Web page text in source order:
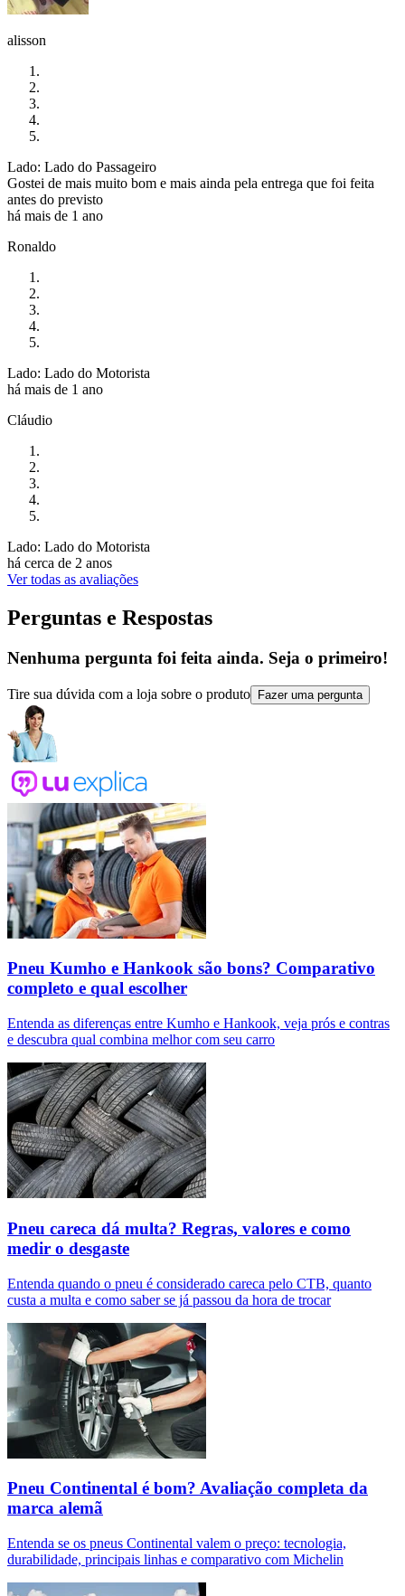
alisson
Lado: Lado do Passageiro
Gostei de mais muito bom e mais ainda pela entrega que foi feita
antes do previsto
há mais de 1 ano
Ronaldo
Lado: Lado do Motorista
há mais de 1 ano
Cláudio
Lado: Lado do Motorista
há cerca de 2 anos
Ver todas as avaliações
Perguntas e Respostas
Nenhuma pergunta foi feita ainda. Seja o primeiro!
Tire sua dúvida com a loja sobre o produto Fazer uma pergunta
Pneu Kumho e Hankook são bons? Comparativo
completo e qual escolher
Entenda as diferenças entre Kumho e Hankook, veja prós e contras
e descubra qual combina melhor com seu carro
Pneu careca dá multa? Regras, valores e como
medir o desgaste
Entenda quando o pneu é considerado careca pelo CTB, quanto
custa a multa e como saber se já passou da hora de trocar
Pneu Continental é bom? Avaliação completa da
marca alemã
Entenda se os pneus Continental valem o preço: tecnologia,
durabilidade, principais linhas e comparativo com Michelin